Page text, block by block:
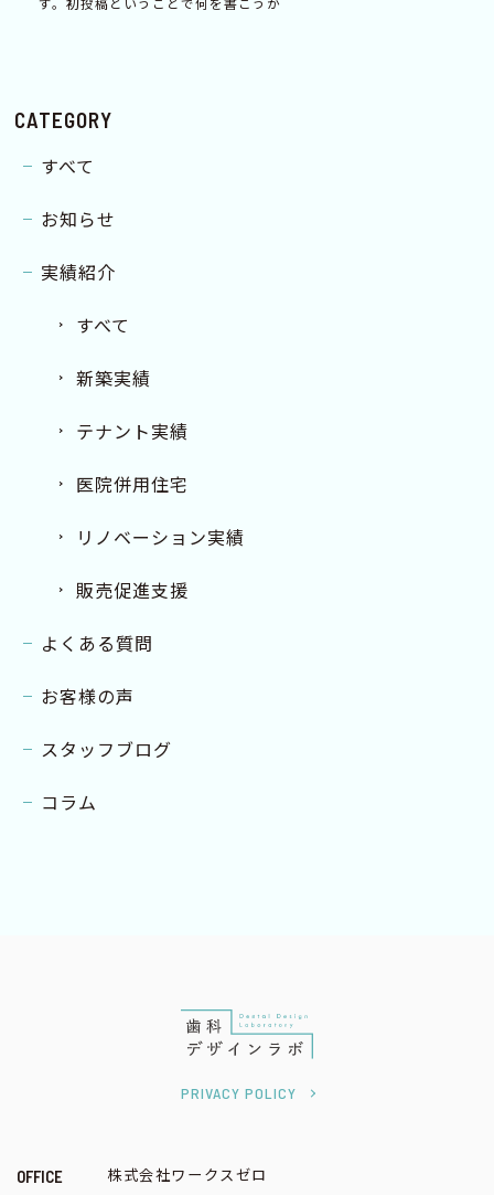
CATEGORY
すべて
お知らせ
実績紹介
すべて
新築実績
テナント実績
医院併用住宅
リノベーション実績
販売促進支援
よくある質問
お客様の声
スタッフブログ
コラム
PRIVACY POLICY
OFFICE 株式会社ワークスゼロ